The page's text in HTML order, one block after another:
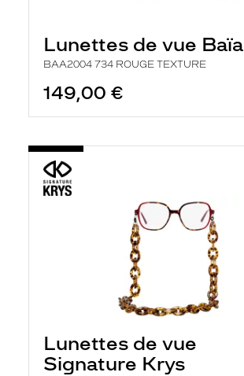
Lunettes de vue Baïa
BAA2004 734 ROUGE TEXTURE
149,00 €
Lunettes de vue
Signature Krys